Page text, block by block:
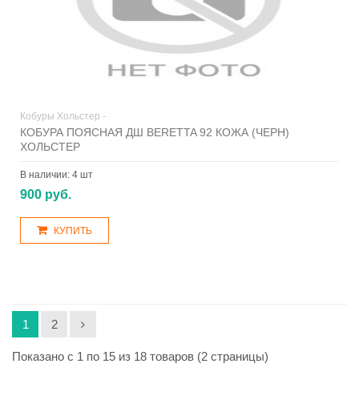
Кобуры Хольстер -
КОБУРА ПОЯСНАЯ ДШ BERETTA 92 КОЖА (ЧЕРН)
ХОЛЬСТЕР
В наличии: 4 шт
900 руб.
КУПИТЬ
1 2
Показано с 1 по 15 из 18 товаров (2 страницы)